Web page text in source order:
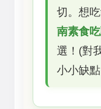
切。想
南素食
選！(對
小小缺